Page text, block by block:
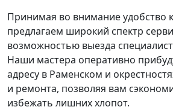
Принимая во внимание удобство
предлагаем широкий спектр
возможностью выезда
Наши мастера оперативно
адресу в Раменском и
и ремонта, позволяя вам
избежать лишних хлопот.